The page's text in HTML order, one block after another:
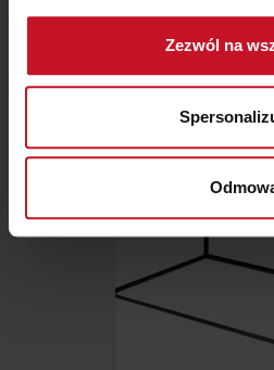
Gromadzić dane
geograficznej z
Identyfikować Twoje
(fingerprinting, czyli
Dowiedz się więcej odnośnie
dane są przetwarzane oraz
zmienić lub wycofać swoją
Wykorzystujemy pliki cookie do
i reklam, aby oferować funkcje
analizować ruch w naszej
Zezwól na